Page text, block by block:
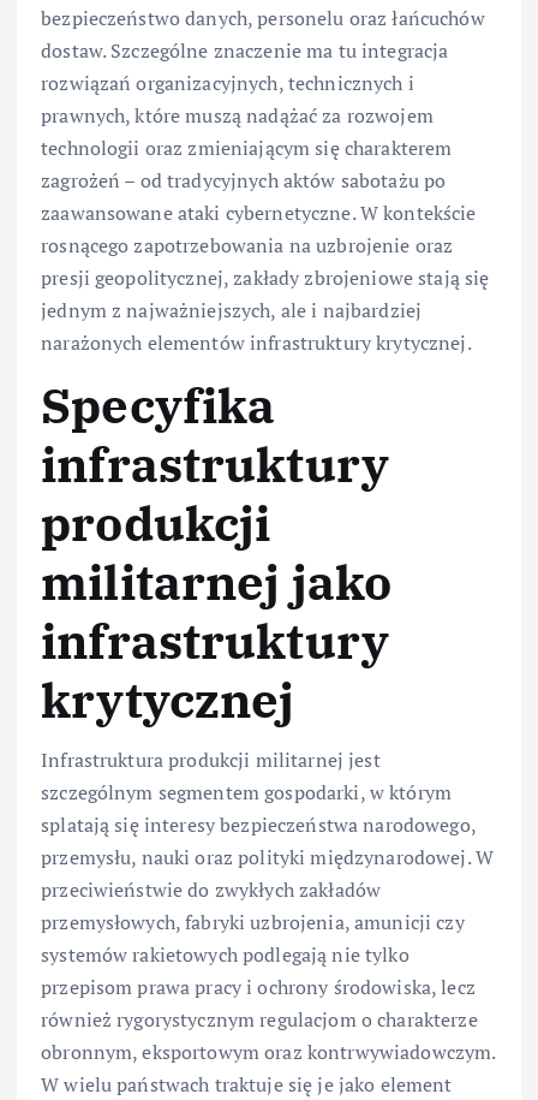
bezpieczeństwo danych, personelu oraz łańcuchów
dostaw. Szczególne znaczenie ma tu integracja
rozwiązań organizacyjnych, technicznych i
prawnych, które muszą nadążać za rozwojem
technologii oraz zmieniającym się charakterem
zagrożeń – od tradycyjnych aktów sabotażu po
zaawansowane ataki cybernetyczne. W kontekście
rosnącego zapotrzebowania na uzbrojenie oraz
presji geopolitycznej, zakłady zbrojeniowe stają się
jednym z najważniejszych, ale i najbardziej
narażonych elementów infrastruktury krytycznej.
Specyfika
infrastruktury
produkcji
militarnej jako
infrastruktury
krytycznej
Infrastruktura produkcji militarnej jest
szczególnym segmentem gospodarki, w którym
splatają się interesy bezpieczeństwa narodowego,
przemysłu, nauki oraz polityki międzynarodowej. W
przeciwieństwie do zwykłych zakładów
przemysłowych, fabryki uzbrojenia, amunicji czy
systemów rakietowych podlegają nie tylko
przepisom prawa pracy i ochrony środowiska, lecz
również rygorystycznym regulacjom o charakterze
obronnym, eksportowym oraz kontrwywiadowczym.
W wielu państwach traktuje się je jako element